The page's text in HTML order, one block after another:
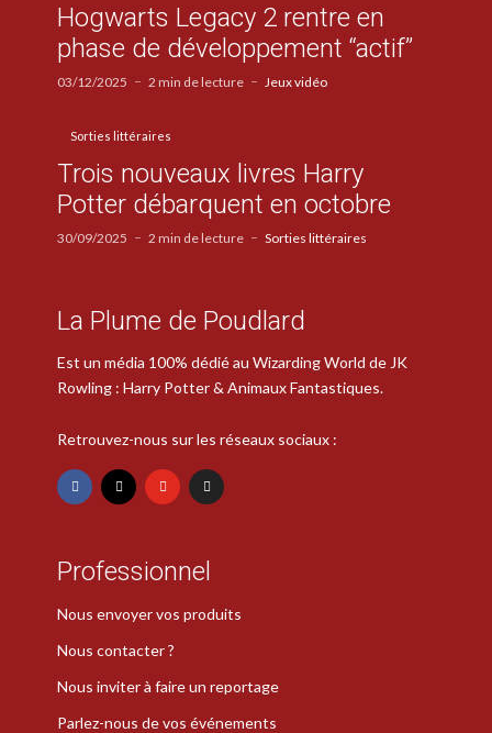
Hogwarts Legacy 2 rentre en
phase de développement “actif”
03/12/2025 2 min de lecture Jeux vidéo
Sorties littéraires
Trois nouveaux livres Harry
Potter débarquent en octobre
30/09/2025 2 min de lecture Sorties littéraires
La Plume de Poudlard
Est un média 100% dédié au Wizarding World de JK
Rowling : Harry Potter & Animaux Fantastiques.
Retrouvez-nous sur les réseaux sociaux :
Professionnel
Nous envoyer vos produits
Nous contacter ?
Nous inviter à faire un reportage
Parlez-nous de vos événements